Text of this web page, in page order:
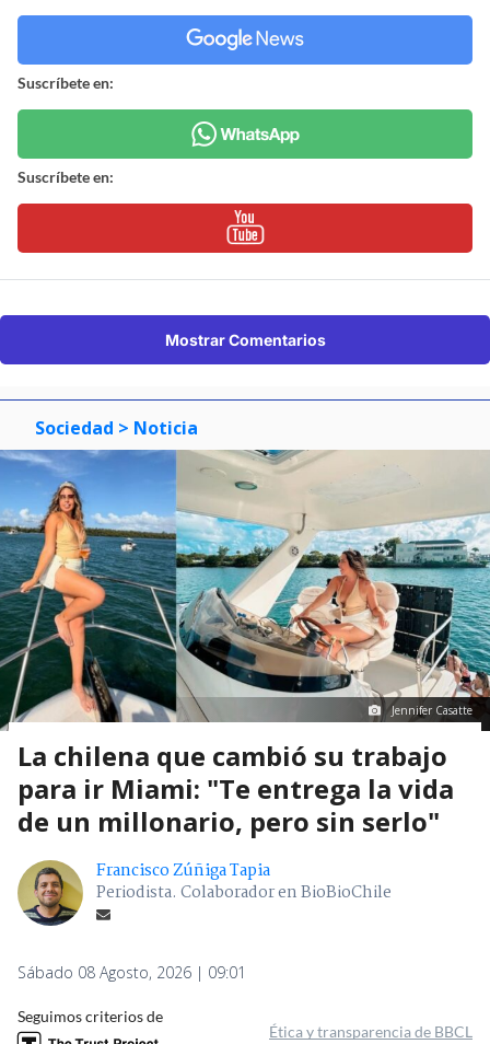
Suscríbete en:
Suscríbete en:
Mostrar Comentarios
Sociedad > Noticia
Jennifer Casatte
La chilena que cambió su trabajo
para ir Miami: "Te entrega la vida
de un millonario, pero sin serlo"
Francisco Zúñiga Tapia
Periodista. Colaborador en BioBioChile
Sábado 08 Agosto, 2026 | 09:01
Seguimos criterios de
Ética y transparencia de BBCL